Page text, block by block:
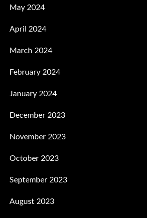
May 2024
April 2024
March 2024
February 2024
January 2024
December 2023
November 2023
October 2023
September 2023
August 2023